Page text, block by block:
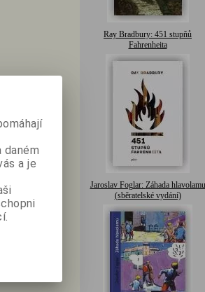
Ray Bradbury: 451 stupňů
Fahrenheita
Jaroslav Foglar: Záhada hlavolamu
(sběratelské vydání)
daném
a je